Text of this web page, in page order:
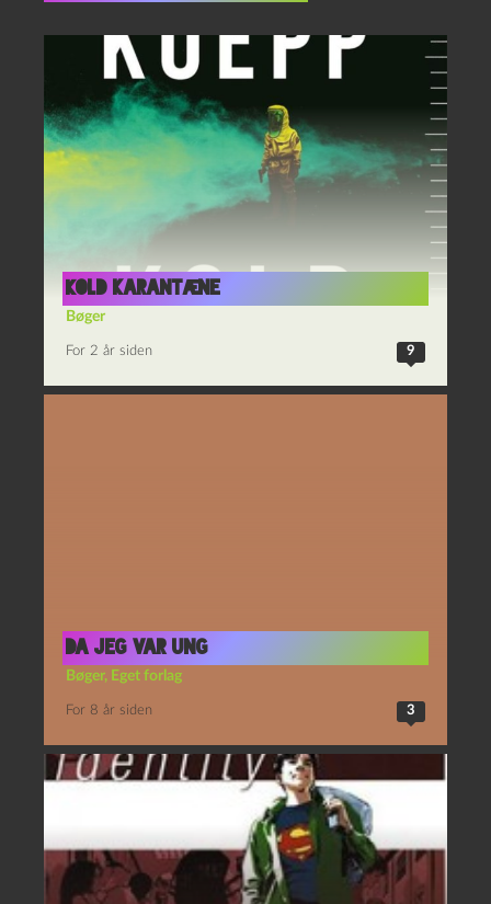
Kold karantæne
Bøger
For 2 år siden 9
Da jeg var ung
Bøger, Eget forlag
For 8 år siden 3